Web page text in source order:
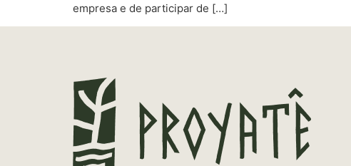
empresa e de participar de […]